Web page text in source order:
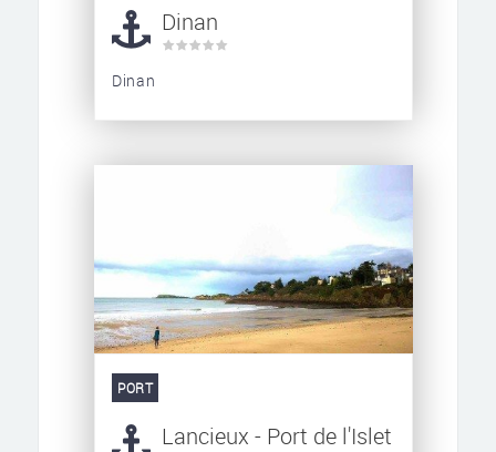
Dinan
Dinan
PORT
Lancieux - Port de l'Islet